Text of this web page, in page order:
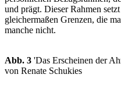
und prägt. Dieser Rahmen
gleichermaßen Grenzen, die
manche nicht.
Abb. 3 'Das Erscheinen der
von Renate Schukies